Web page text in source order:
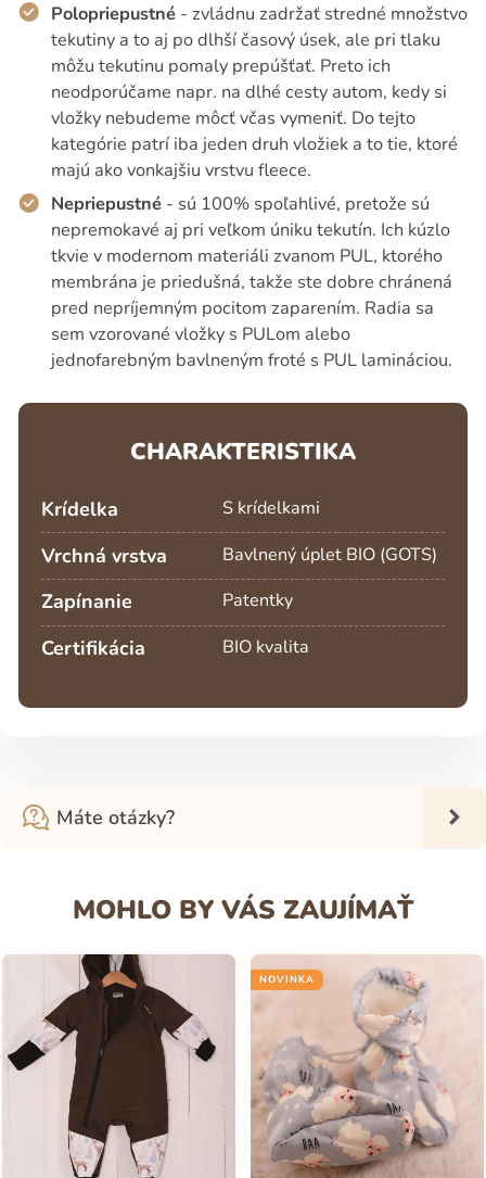
Polopriepustné- zvládnu zadržať stredné množstvo
tekutiny a to aj po dlhší časový úsek, ale pri tlaku
môžu tekutinu pomaly prepúšťať. Preto ich
neodporúčame napr. na dlhé cesty autom, kedy si
vložky nebudeme môcť včas vymeniť. Do tejto
kategórie patrí iba jeden druh vložiek a to tie, ktoré
majú ako vonkajšiu vrstvu fleece.
Nepriepustné- sú 100% spoľahlivé, pretože sú
nepremokavé aj pri veľkom úniku tekutín. Ich kúzlo
tkvie v modernom materiáli zvanom PUL, ktorého
membrána je priedušná, takže ste dobre chránená
pred nepríjemným pocitom zaparením. Radia sa
sem vzorované vložky s PULom alebo
jednofarebným bavlneným froté s PUL lamináciou.
CHARAKTERISTIKA
Krídelka S krídelkami
Vrchná vrstva Bavlnený úplet BIO (GOTS)
Zapínanie Patentky
Certifikácia BIO kvalita
Máte otázky?
MOHLO BY VÁS ZAUJÍMAŤ
NOVINKA